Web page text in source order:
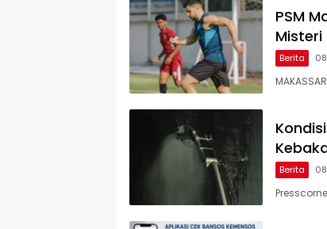
PSM
Misteri
Berita
Berita